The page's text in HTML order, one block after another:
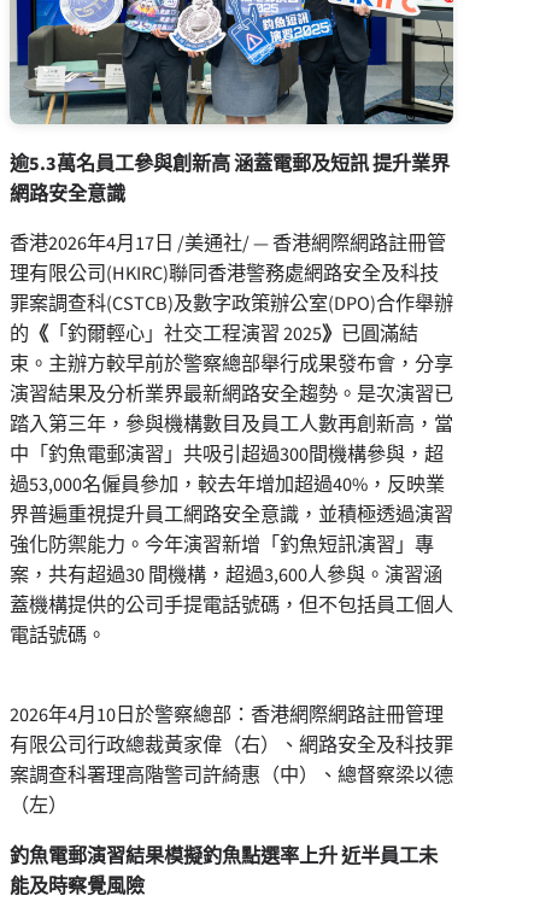
逾5.3萬名員工參與創新高 涵蓋電郵及短訊 提升業界
網路安全意識
香港2026年4月17日 /美通社/ — 香港網際網路註冊管
理有限公司(HKIRC)聯同香港警務處網路安全及科技
罪案調查科(CSTCB)及數字政策辦公室(DPO)合作舉辦
的 《「釣爾輕心」社交工程演習 2025》 已圓滿結
束。主辦方較早前於警察總部舉行成果發布會，分享
演習結果及分析業界最新網路安全趨勢。是次演習已
踏入第三年，參與機構數目及員工人數再創新高，當
中「釣魚電郵演習」共吸引超過300間機構參與，超
過53,000名僱員參加，較去年增加超過40%，反映業
界普遍重視提升員工網路安全意識，並積極透過演習
強化防禦能力。今年演習新增「釣魚短訊演習」專
案，共有超過30 間機構，超過3,600人參與。演習涵
蓋機構提供的公司手提電話號碼，但不包括員工個人
電話號碼。
2026年4月10日於警察總部：香港網際網路註冊管理
有限公司行政總裁黃家偉（右）、網路安全及科技罪
案調查科署理高階警司許綺惠（中）、總督察梁以德
（左）
釣魚電郵演習結果模擬釣魚點選率上升 近半員工未
能及時察覺風險